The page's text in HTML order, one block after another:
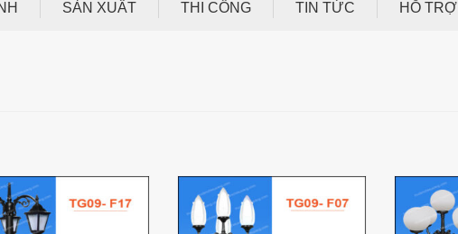
SẢN XUẤT THI CÔNG TIN TỨC HỖ TRỢ